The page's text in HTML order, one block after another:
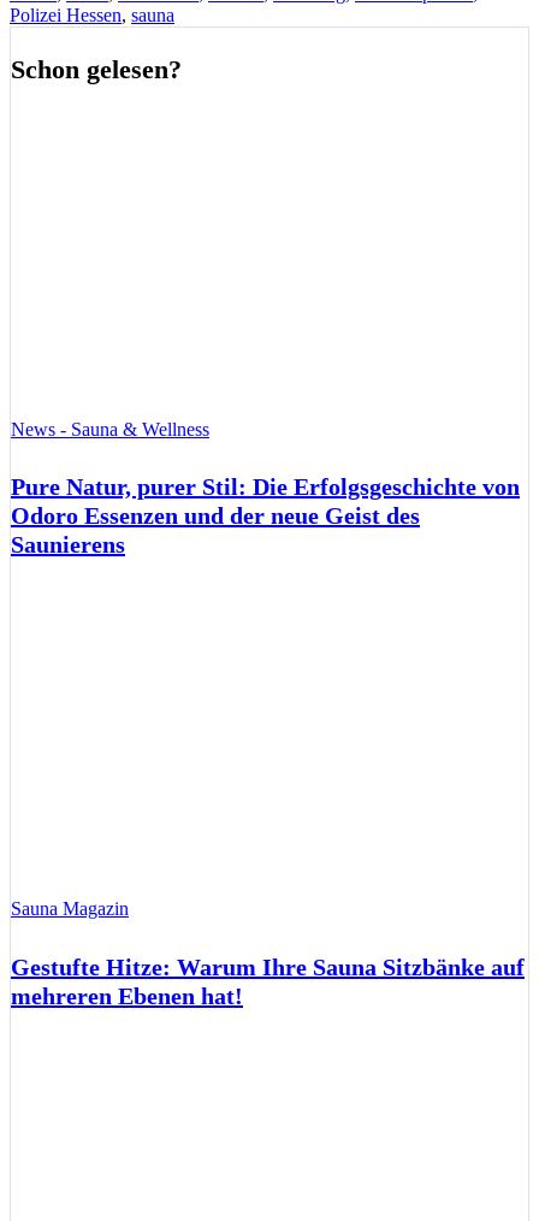
Polizei Hessen, sauna
Schon gelesen?
News - Sauna & Wellness
Pure Natur, purer Stil: Die Erfolgsgeschichte von
Odoro Essenzen und der neue Geist des
Saunierens
Sauna Magazin
Gestufte Hitze: Warum Ihre Sauna Sitzbänke auf
mehreren Ebenen hat!